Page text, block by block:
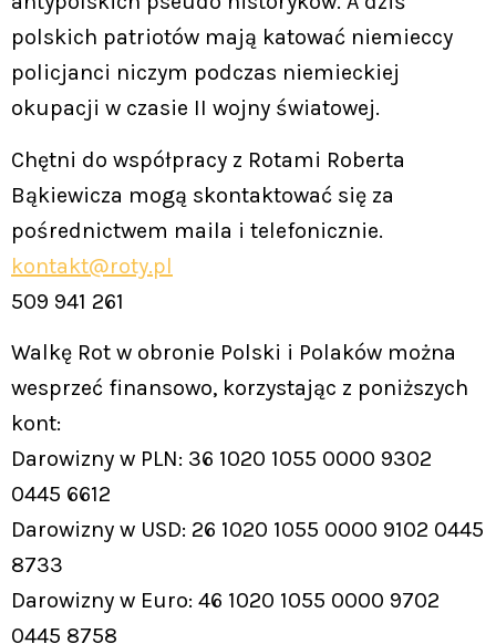
polskich patriotów mają katować niemieccy
policjanci niczym podczas niemieckiej
okupacji w czasie II wojny światowej.
Chętni do współpracy z Rotami Roberta
Bąkiewicza mogą skontaktować się za
pośrednictwem maila i telefonicznie.
kontakt@roty.pl
509 941 261
Walkę Rot w obronie Polski i Polaków można
wesprzeć finansowo, korzystając z poniższych
kont:
Darowizny w PLN: 36 1020 1055 0000 9302
0445 6612
Darowizny w USD: 26 1020 1055 0000 9102 0445
8733
Darowizny w Euro: 46 1020 1055 0000 9702
0445 8758